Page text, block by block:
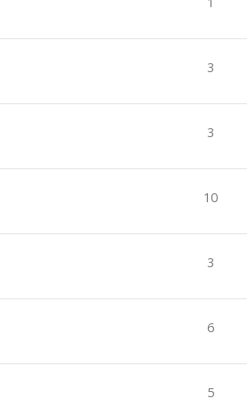
3
3
10
3
6
5